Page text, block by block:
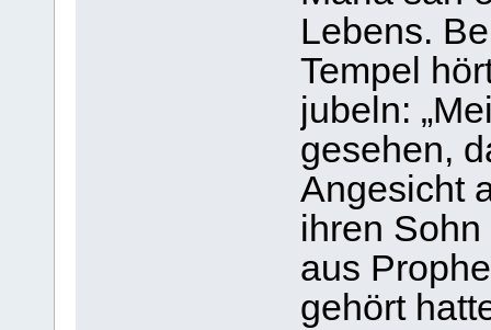
Lebens.
Tem­pel
jubeln:
gese­hen,
Ange­sicht
ihren
aus
gehört